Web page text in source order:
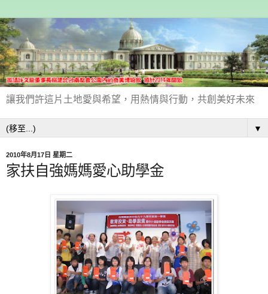
讓我們許這片土地愛與希望，用熱情與行動，共創美好未來
▼
2010年8月17日 星期二
家扶自強媽媽愛心助學金